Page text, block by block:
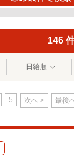
146
日給順
5 次へ > 最後